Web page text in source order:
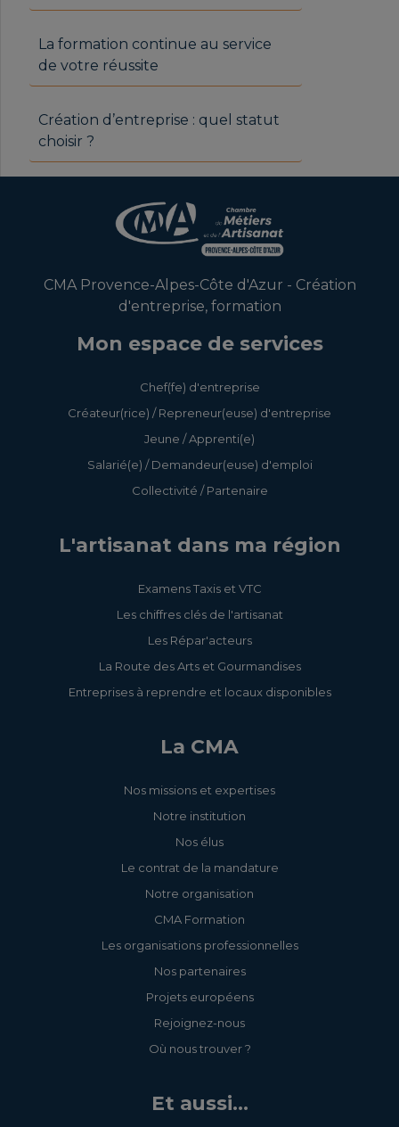
La formation continue au service
de votre réussite
Création d’entreprise : quel statut
choisir ?
CMA Provence-Alpes-Côte d'Azur - Création
d'entreprise, formation
Mon espace de services
Chef(fe) d'entreprise
Créateur(rice) / Repreneur(euse) d'entreprise
Jeune / Apprenti(e)
Salarié(e) / Demandeur(euse) d'emploi
Collectivité / Partenaire
L'artisanat dans ma région
Examens Taxis et VTC
Les chiffres clés de l'artisanat
Les Répar'acteurs
La Route des Arts et Gourmandises
Entreprises à reprendre et locaux disponibles
La CMA
Nos missions et expertises
Notre institution
Nos élus
Le contrat de la mandature
Notre organisation
CMA Formation
Les organisations professionnelles
Nos partenaires
Projets européens
Rejoignez-nous
Où nous trouver ?
Et aussi...